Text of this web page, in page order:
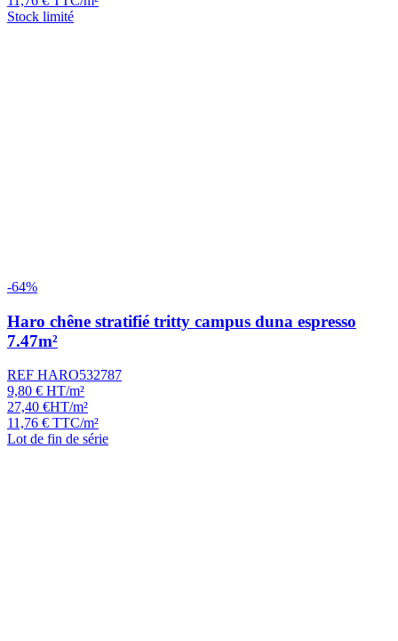
Stock limité
-64%
Haro chêne stratifié tritty campus duna espresso
7.47m²
REF HARO532787
9,80 € HT/m²
27,40 €HT/m²
11,76 € TTC/m²
Lot de fin de série